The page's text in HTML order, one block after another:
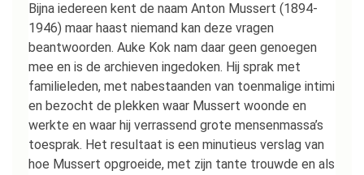
Bijna iedereen kent de naam Anton Mussert (1894-
1946) maar haast niemand kan deze vragen
beantwoorden. Auke Kok nam daar geen genoegen
mee en is de archieven ingedoken. Hij sprak met
familieleden, met nabestaanden van toenmalige intimi
en bezocht de plekken waar Mussert woonde en
werkte en waar hij verrassend grote mensenmassa’s
toesprak. Het resultaat is een minutieus verslag van
hoe Mussert opgroeide, met zijn tante trouwde en als